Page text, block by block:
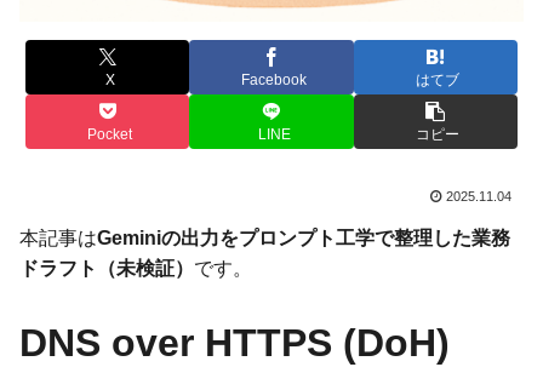
X Facebook はてブ
Pocket LINE コピー
2025.11.04
本記事はGeminiの出力をプロンプト工学で整理した業務
ドラフト（未検証） です。
DNS over HTTPS (DoH)